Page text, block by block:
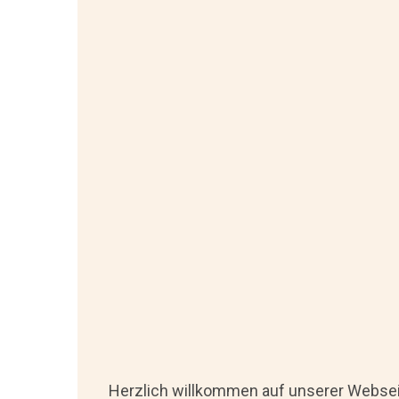
Herzlich willkommen auf unserer